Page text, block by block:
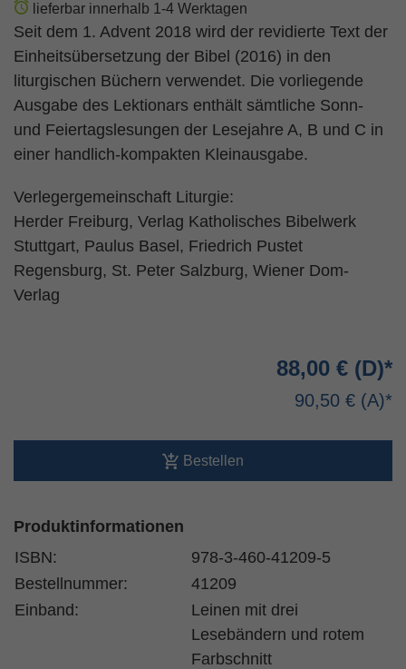
lieferbar innerhalb 1-4 Werktagen
Seit dem 1. Advent 2018 wird der revidierte Text der
Einheitsübersetzung der Bibel (2016) in den
liturgischen Büchern verwendet. Die vorliegende
Ausgabe des Lektionars enthält sämtliche Sonn-
und Feiertagslesungen der Lesejahre A, B und C in
einer handlich-kompakten Kleinausgabe.
Verlegergemeinschaft Liturgie:
Herder Freiburg, Verlag Katholisches Bibelwerk
Stuttgart, Paulus Basel, Friedrich Pustet
Regensburg, St. Peter Salzburg, Wiener Dom-
Verlag
88,00 €
90,50 €
Bestellen
Produktinformationen
ISBN:
978-3-460-41209-5
Bestellnummer:
41209
Einband:
Leinen mit drei
Lesebändern und rotem
Farbschnitt